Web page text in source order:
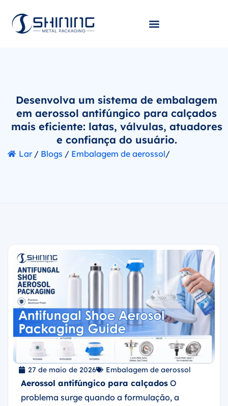
Desenvolva um sistema de embalagem
em aerossol antifúngico para calçados
mais eficiente: latas, válvulas, atuadores
e confiança do usuário.
Lar/ Blogs / Embalagem de aerossol/
27 de maio de 2026 Embalagem de aerossol
Aerossol antifúngico para calçados O
problema surge quando a formulação, a